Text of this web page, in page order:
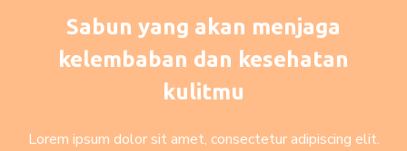
Sabun yang akan menjaga
kelembaban dan kesehatan
kulitmu
Lorem ipsum dolor sit amet, consectetur adipiscing elit.